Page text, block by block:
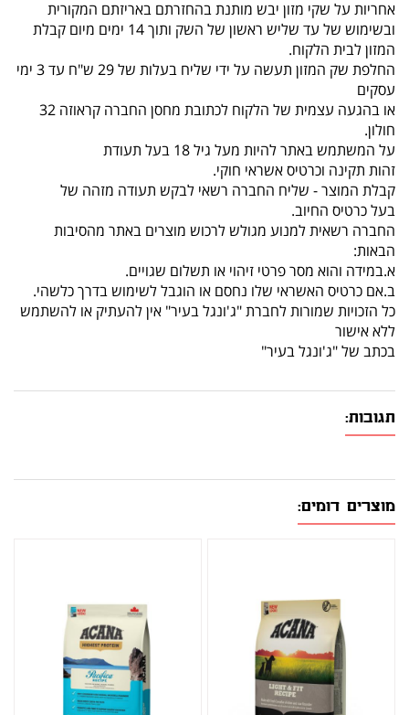
אחריות על שקי מזון יבש מותנת בהחזרתם באריזתם המקורית
ובשימוש של עד שליש ראשון של השק ותוך 14 ימים מיום קבלת
המזון לבית הלקוח.
החלפת שק המזון תעשה על ידי שליח בעלות של 29 ש"ח עד 3 ימי
עסקים
או בהגעה עצמית של הלקוח לכתובת מחסן החברה קראוזה 32
חולון.
על המשתמש באתר להיות מעל גיל 18 בעל תעודת
זהות תקינה וכרטיס אשראי חוקי.
קבלת המוצר - שליח החברה רשאי לבקש תעודה מזהה של
בעל כרטיס החיוב.
החברה רשאית למנוע מגולש לרכוש מוצרים באתר מהסיבות
הבאות:
א.במידה והוא מסר פרטי זיהוי או תשלום שגויים.
ב.אם כרטיס האשראי שלו נחסם או הוגבל לשימוש בדרך כלשהי.
כל הזכויות שמורות לחברת "ג'ונגל בעיר" אין להעתיק או להשתמש
ללא אישור
בכתב של "ג'ונגל בעיר"
תגובות:
מוצרים דומים: